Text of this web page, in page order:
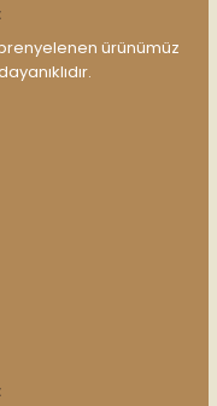
ürünümüz